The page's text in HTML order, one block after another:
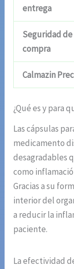
entrega
Seguridad de
compra
Calmazin
¿Qué es y para
Las cápsulas
medicamento
desagradables
como
Gracias a su
interior del
a reducir la
paciente.
La efectividad